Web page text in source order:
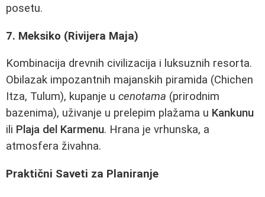
posetu.
7. Meksiko (Rivijera Maja)
Kombinacija drevnih civilizacija i luksuznih resorta.
Obilazak impozantnih majanskih piramida (Chichen
Itza, Tulum), kupanje u cenotama (prirodnim
bazenima), uživanje u prelepim plažama u Kankunu
ili Plaja del Karmenu. Hrana je vrhunska, a
atmosfera živahna.
Praktični Saveti za Planiranje